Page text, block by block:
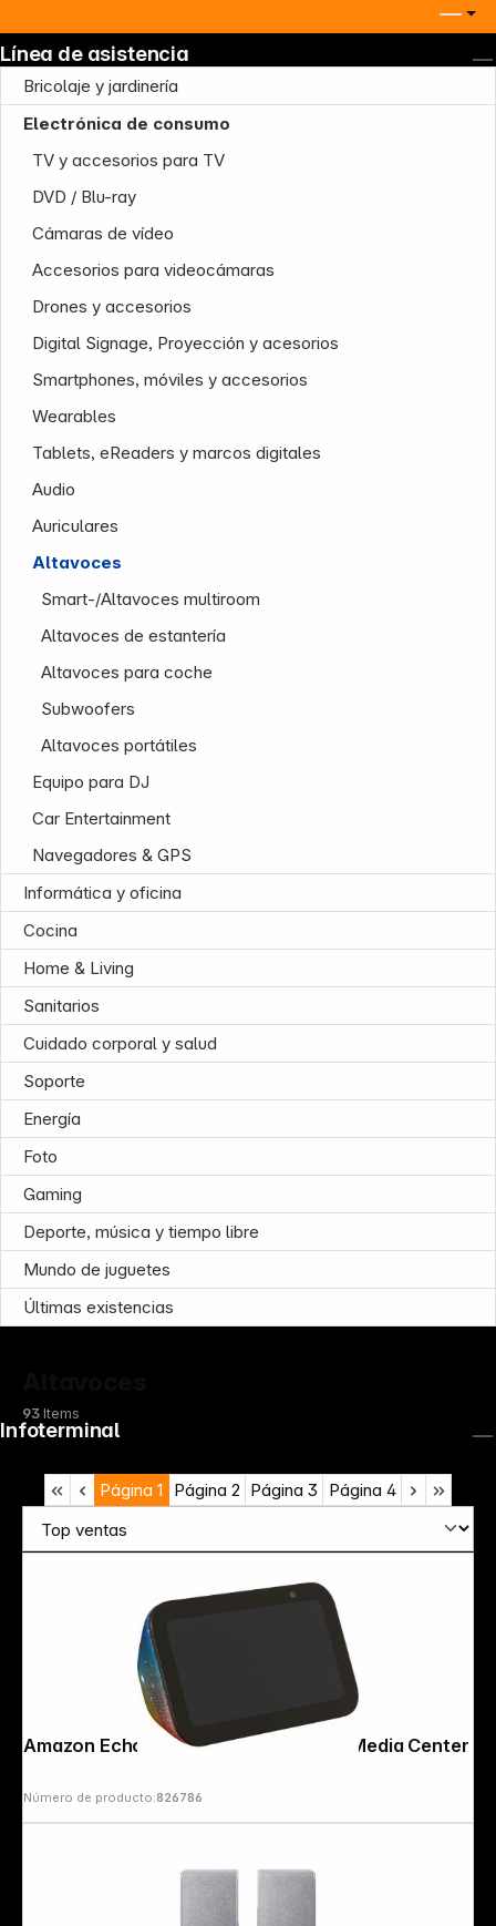
Bricolaje y jardinería
Electrónica de consumo
TV y accesorios para TV
DVD / Blu-ray
Cámaras de vídeo
Accesorios para videocámaras
Drones y accesorios
Digital Signage, Proyección y acesorios
Smartphones, móviles y accesorios
Wearables
Tablets, eReaders y marcos digitales
Audio
Auriculares
Altavoces
Smart-/Altavoces multiroom
Altavoces de estantería
Altavoces para coche
Subwoofers
Altavoces portátiles
Equipo para DJ
Car Entertainment
Navegadores & GPS
Informática y oficina
Cocina
Home & Living
Sanitarios
Cuidado corporal y salud
Soporte
Energía
Foto
Gaming
Deporte, música y tiempo libre
Mundo de juguetes
Últimas existencias
93Items
Página 1 Página 2 Página 3 Página 4
Amazon Echo Show 5 (3rd Gen.) Kids Media Center
Número de producto:826786
Línea de asistencia
Nuestra empresa
Infoterminal